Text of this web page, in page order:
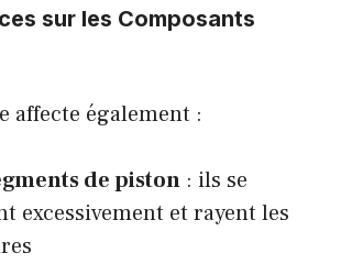
sur les Composants
affecte également :
de piston : ils se
excessivement et rayent les